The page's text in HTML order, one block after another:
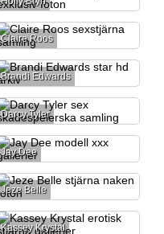
Claire Roos
Brandi Edwards
Darcy Tyler
Jay Dee
Jeze Belle
Kassey Krystal